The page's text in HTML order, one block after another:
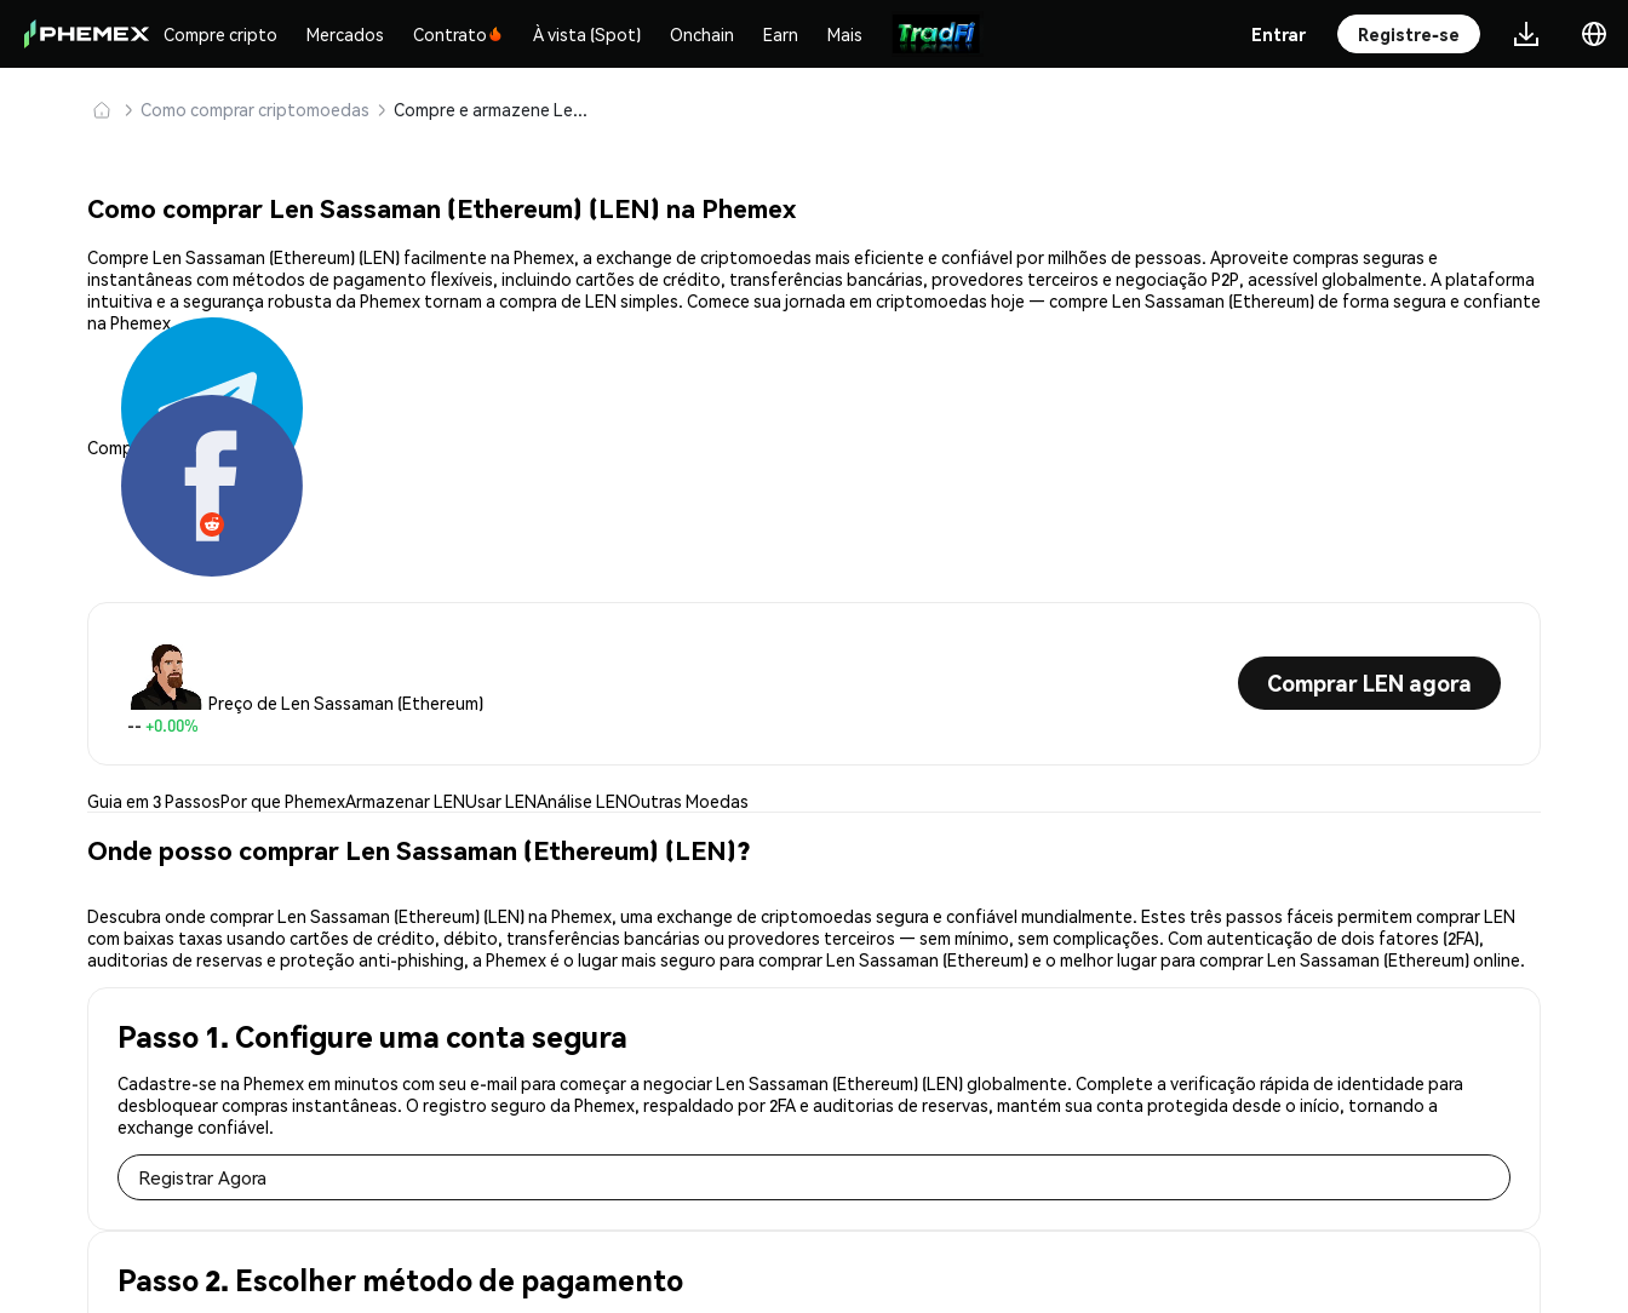
Compre cripto Mercados Contrato À vista (Spot) Onchain Earn Mais Entrar Registre-se
Como comprar criptomoedas Compre e armazene Len Sassaman (Ethereum) (LEN) com segurança
Como comprar Len Sassaman (Ethereum) (LEN) na Phemex
Compre Len Sassaman (Ethereum) (LEN) facilmente na Phemex, a exchange de criptomoedas mais eficiente e confiável por milhões de pessoas. Aproveite compras seguras e
instantâneas com métodos de pagamento flexíveis, incluindo cartões de crédito, transferências bancárias, provedores terceiros e negociação P2P, acessível globalmente. A plataforma
intuitiva e a segurança robusta da Phemex tornam a compra de LEN simples. Comece sua jornada em criptomoedas hoje — compre Len Sassaman (Ethereum) de forma segura e confiante
na Phemex.
Compartilhar:
Preço de Len Sassaman (Ethereum)
-- +0.00%
Comprar LEN agora
Guia em 3 PassosPor que PhemexArmazenar LENUsar LENAnálise LENOutras Moedas
Onde posso comprar Len Sassaman (Ethereum) (LEN)?
Descubra onde comprar Len Sassaman (Ethereum) (LEN) na Phemex, uma exchange de criptomoedas segura e confiável mundialmente. Estes três passos fáceis permitem comprar LEN
com baixas taxas usando cartões de crédito, débito, transferências bancárias ou provedores terceiros — sem mínimo, sem complicações. Com autenticação de dois fatores (2FA),
auditorias de reservas e proteção anti-phishing, a Phemex é o lugar mais seguro para comprar Len Sassaman (Ethereum) e o melhor lugar para comprar Len Sassaman (Ethereum) online.
Passo 1. Configure uma conta segura
Cadastre-se na Phemex em minutos com seu e-mail para começar a negociar Len Sassaman (Ethereum) (LEN) globalmente. Complete a verificação rápida de identidade para
desbloquear compras instantâneas. O registro seguro da Phemex, respaldado por 2FA e auditorias de reservas, mantém sua conta protegida desde o início, tornando a
exchange confiável.
Registrar Agora
Passo 2. Escolher método de pagamento